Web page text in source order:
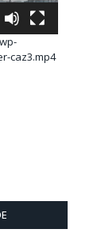
caz3.mp4